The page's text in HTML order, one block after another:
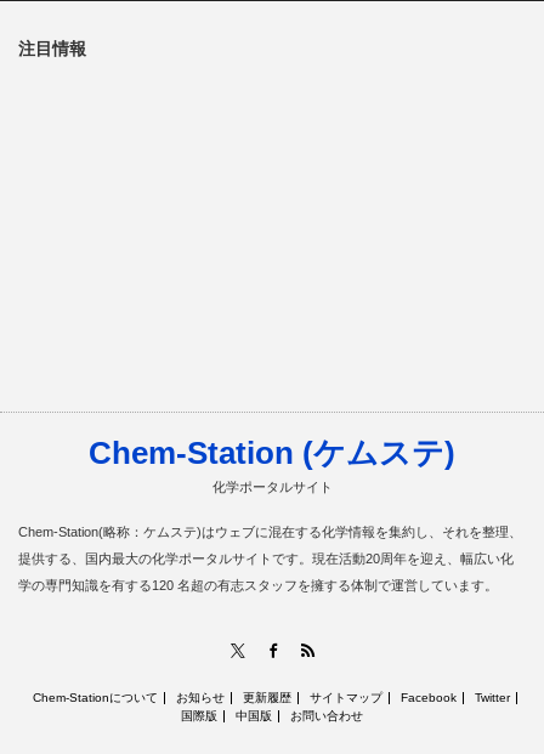
注目情報
Chem-Station (ケムステ)
化学ポータルサイト
Chem-Station(略称：ケムステ)はウェブに混在する化学情報を集約し、それを整理、
提供する、国内最大の化学ポータルサイトです。現在活動20周年を迎え、幅広い化
学の専門知識を有する120 名超の有志スタッフを擁する体制で運営しています。
Facebook
Chem-Stationについて お知らせ 更新履歴 サイトマップ Facebook
Twitter
国際版
中国版 お問い合わせ